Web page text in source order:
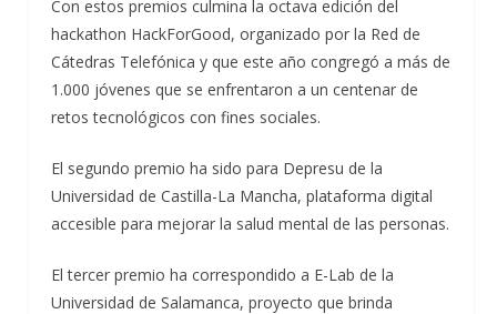
Con estos premios culmina la octava edición del
hackathon HackForGood, organizado por la Red de
Cátedras Telefónica y que este año congregó a más de
1.000 jóvenes que se enfrentaron a un centenar de
retos tecnológicos con fines sociales.
El segundo premio ha sido para Depresu de la
Universidad de Castilla-La Mancha, plataforma digital
accesible para mejorar la salud mental de las personas.
El tercer premio ha correspondido a E-Lab de la
Universidad de Salamanca, proyecto que brinda